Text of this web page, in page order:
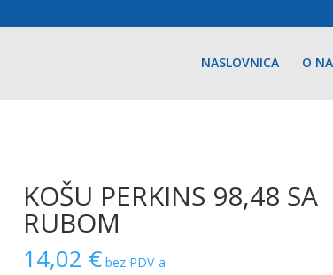
NASLOVNICA O
KOŠU PERKINS 98,48 SA
RUBOM
14,02 € bez PDV-a